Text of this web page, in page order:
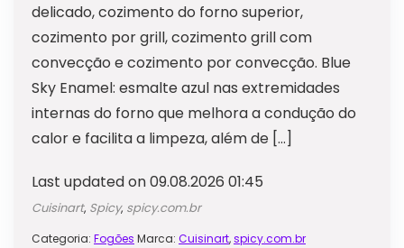
delicado, cozimento do forno superior,
cozimento por grill, cozimento grill com
convecção e cozimento por convecção. Blue
Sky Enamel: esmalte azul nas extremidades
internas do forno que melhora a condução do
calor e facilita a limpeza, além de […]
Last updated on 09.08.2026 01:45
Cuisinart, Spicy, spicy.com.br
Categoria: Fogões Marca: Cuisinart,spicy.com.br